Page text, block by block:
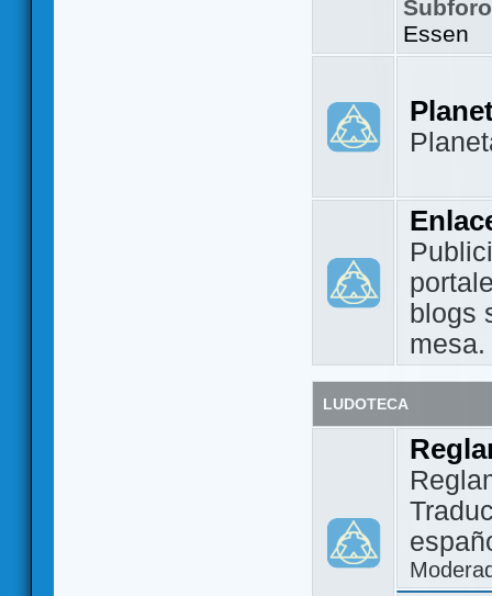
Essen
blogs
mesa.
LUDOTECA